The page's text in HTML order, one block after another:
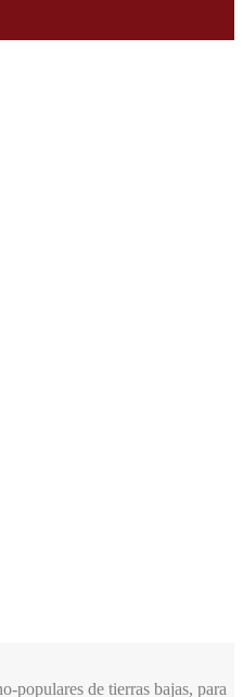
populares de tierras bajas, para